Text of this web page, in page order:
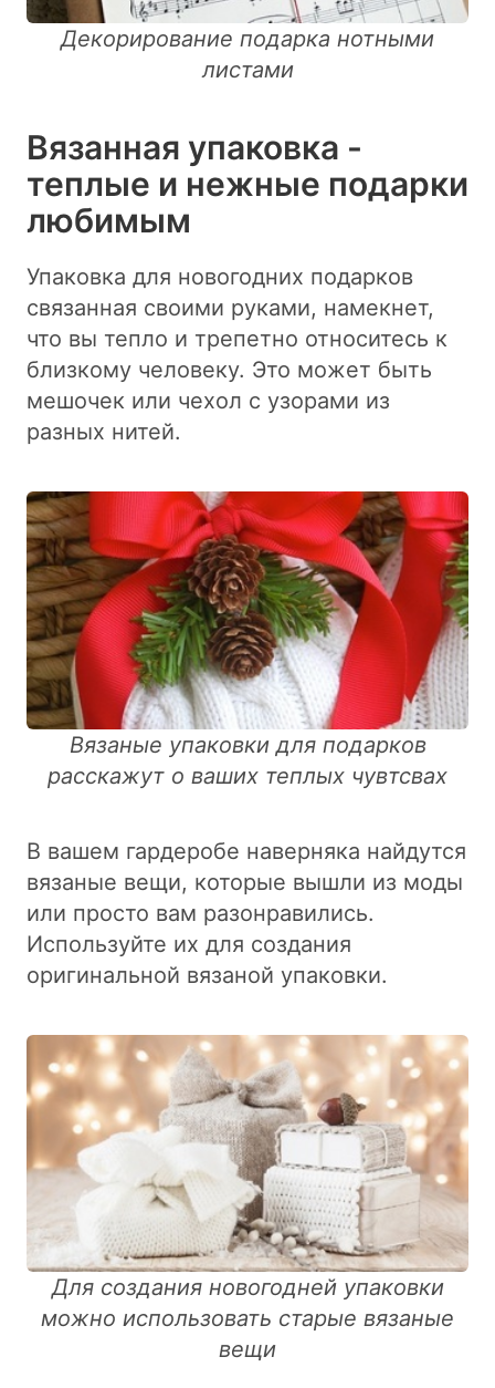
Декорирование подарка нотными
листами
Вязанная упаковка -
теплые и нежные подарки
любимым
Упаковка для новогодних подарков
связанная своими руками, намекнет,
что вы тепло и трепетно относитесь к
близкому человеку. Это может быть
мешочек или чехол с узорами из
разных нитей.
Вязаные упаковки для подарков
расскажут о ваших теплых чувтсвах
В вашем гардеробе наверняка найдутся
вязаные вещи, которые вышли из моды
или просто вам разонравились.
Используйте их для создания
оригинальной вязаной упаковки.
Для создания новогодней упаковки
можно использовать старые вязаные
вещи